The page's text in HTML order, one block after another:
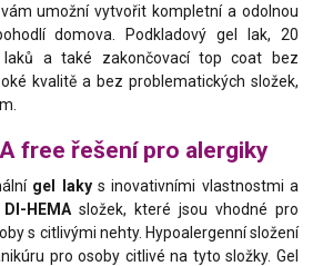
umožní vytvořit kompletní a odolnou
domova. Podkladový gel lak, 20
laků a také zakončovací top coat bez
kvalitě a bez problematických složek,
free řešení pro alergiky
gel lakys inovativními vlastnostmi a
HEMA složek, které jsou vhodné pro
s citlivými nehty. Hypoalergenní složení
pro osoby citlivé na tyto složky. Gel